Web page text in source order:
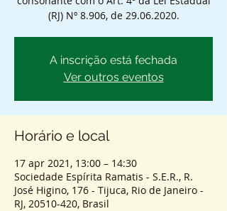
(RJ) Nº 8.906, de 29.06.2020.
A inscrição está fechada
Ver outros eventos
Horário e local
17 apr 2021, 13:00 – 14:30
Sociedade Espírita Ramatis - S.E.R., R.
José Higino, 176 - Tijuca, Rio de Janeiro -
RJ, 20510-420, Brasil